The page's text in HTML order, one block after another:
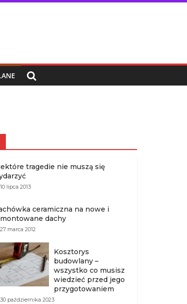
tragedie nie muszą się
10 lipca 2013
ceramiczna na nowe i
dachy
27 marca 2012
Kosztorys
budowlany –
wszystko co musisz
wiedzieć przed jego
przygotowaniem
30 października 2023